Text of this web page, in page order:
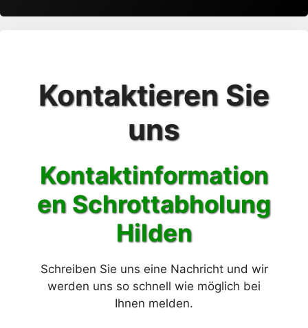
Kontaktieren Sie
uns
Kontaktinformation
en Schrottabholung
Hilden
Schreiben Sie uns eine Nachricht und wir
werden uns so schnell wie möglich bei
Ihnen melden.